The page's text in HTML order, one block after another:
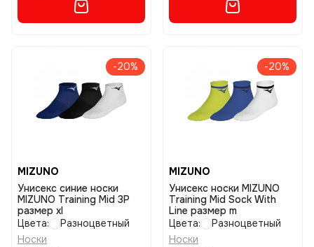
-20%
MIZUNO
Унисекс синие носки
MIZUNO Training Mid 3P
размер xl
Цвета:
Разноцветный
Носки
-20%
MIZUNO
Унисекс носки MIZUNO
Training Mid Sock With
Line размер m
Цвета:
Разноцветный
Носки